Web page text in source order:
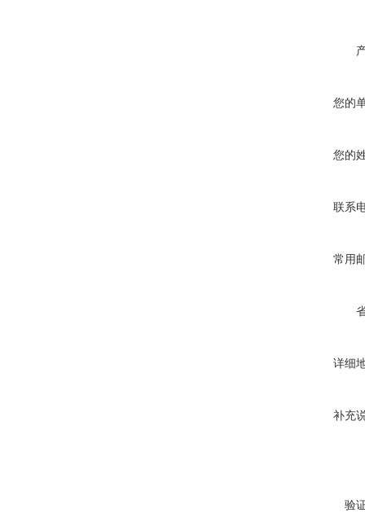
您的
您的
联系
常用
详细
补充
验